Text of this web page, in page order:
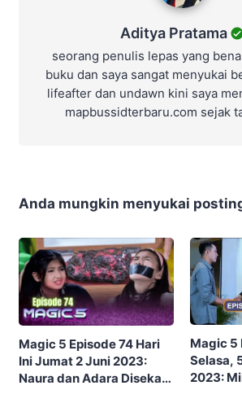
Aditya Pratama
seorang penulis lepas yang
buku dan saya sangat menyukai
lifeafter dan undawn kini saya
mapbussidterbaru.com sejak
Anda mungkin menyukai
Magic 5 Episode 74 Hari
Ini Jumat 2 Juni 2023:
Naura dan Adara Disekap
Magic 5
Selasa,
2023: